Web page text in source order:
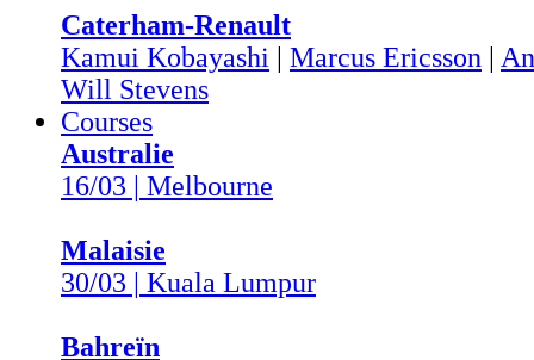
Caterham-Renault
Kamui Kobayashi | Marcus Ericsson |
Will Stevens
Courses
Australie
16/03 | Melbourne
Malaisie
30/03 | Kuala Lumpur
Bahreïn